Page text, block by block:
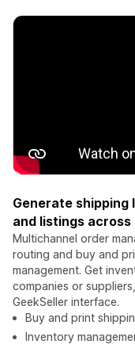
Generate shipping
and listings across
Multichannel order
routing and buy and
management. Get
companies or
GeekSeller interface.
Buy and print
Inventory